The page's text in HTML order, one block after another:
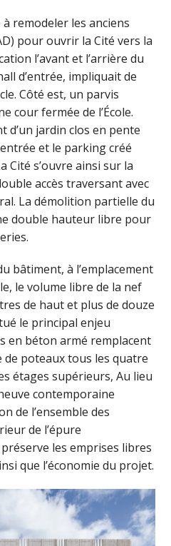
remodeler les anciens
pour ouvrir la Cité vers la
l’avant et l’arrière du
d’entrée, impliquait de
Côté est, un parvis
cour fermée de l’École.
d’un jardin clos en pente
et le parking créé
Cité s’ouvre ainsi sur la
accès traversant avec
La démolition partielle du
double hauteur libre pour
bâtiment, à l’emplacement
le volume libre de la nef
de haut et plus de douze
le principal enjeu
en béton armé remplacent
de poteaux tous les quatre
étages supérieurs, Au lieu
contemporaine
de l’ensemble des
de l’épure
les emprises libres
que l’économie du projet.